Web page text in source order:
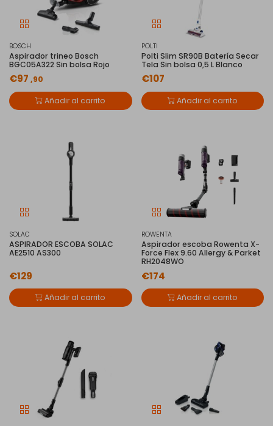
BOSCH
Aspirador trineo Bosch
BGC05A322 Sin bolsa Rojo
€97 ,90
Añadir al carrito
POLTI
Polti Slim SR90B Batería Secar
Tela Sin bolsa 0,5 L Blanco
€107
Añadir al carrito
SOLAC
ASPIRADOR ESCOBA SOLAC
AE2510 AS300
€129
Añadir al carrito
ROWENTA
Aspirador escoba Rowenta X-
Force Flex 9.60 Allergy & Parket
RH2048WO
€174
Añadir al carrito